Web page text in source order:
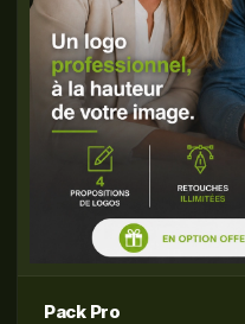
Pack Pro